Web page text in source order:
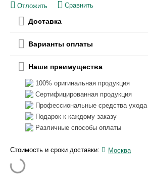
Отложить Сравнить
Доставка
Варианты оплаты
Наши преимущества
100% оригинальная продукция
Сертифицированная продукция
Профессиональные средства ухода
Подарок к каждому заказу
Различные способы оплаты
Стоимость и сроки доставки: Москва